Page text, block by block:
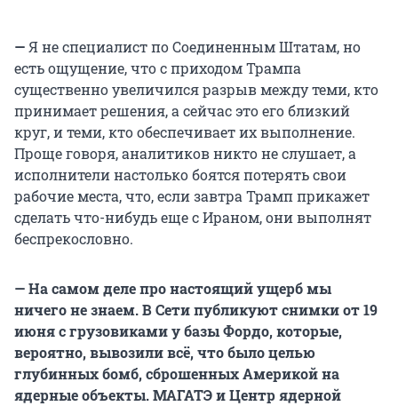
—Я не специалист по Соединенным Штатам, но
есть ощущение, что с приходом Трампа
существенно увеличился разрыв между теми, кто
принимает решения, а сейчас это его близкий
круг, и теми, кто обеспечивает их выполнение.
Проще говоря, аналитиков никто не слушает, а
исполнители настолько боятся потерять свои
рабочие места, что, если завтра Трамп прикажет
сделать что-нибудь еще с Ираном, они выполнят
беспрекословно.
— На самом деле про настоящий ущерб мы
ничего не знаем. В Сети публикуют снимки от 19
июня с грузовиками у базы Фордо, которые,
вероятно, вывозили всё, что было целью
глубинных бомб, сброшенных Америкой на
ядерные объекты. МАГАТЭ и Центр ядерной